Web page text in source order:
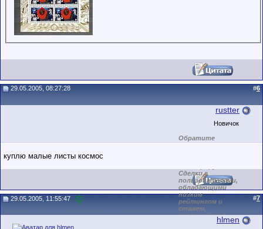
29.05.2005, 08:27:28 #6
rustter
Новичок
Обратите
внимание на
Сделки с
пользователями,
обладающими
низким
рейтингом и
стажем,
совершайте с
осторожностью!
куплю малые листы космос
29.05.2005, 11:55:47 #7
hlmen